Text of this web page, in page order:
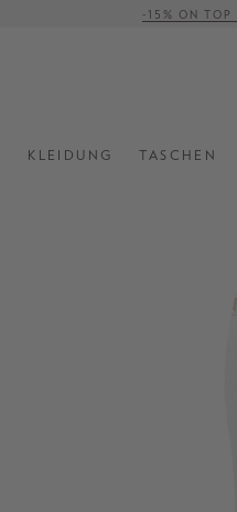
-15% ON TOP
KLEIDUNG TASCHEN